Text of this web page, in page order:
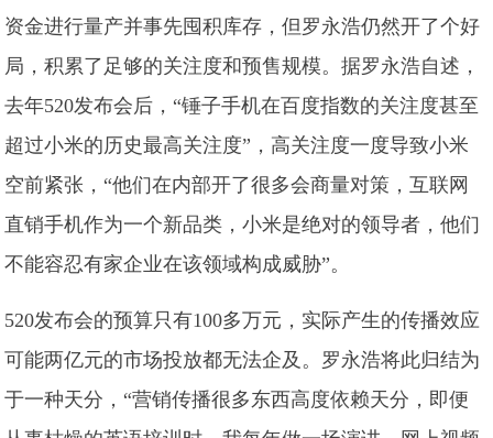
资金进行量产并事先囤积库存，但罗永浩仍然开了个好
局，积累了足够的关注度和预售规模。据罗永浩自述，
去年520发布会后，“锤子手机在百度指数的关注度甚至
超过小米的历史最高关注度”，高关注度一度导致小米
空前紧张，“他们在内部开了很多会商量对策，互联网
直销手机作为一个新品类，小米是绝对的领导者，他们
不能容忍有家企业在该领域构成威胁”。
520发布会的预算只有100多万元，实际产生的传播效应
可能两亿元的市场投放都无法企及。罗永浩将此归结为
于一种天分，“营销传播很多东西高度依赖天分，即便